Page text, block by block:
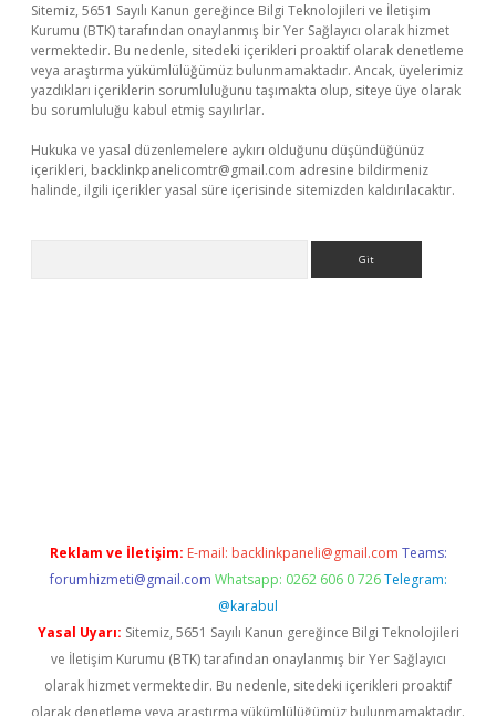
Sitemiz, 5651 Sayılı Kanun gereğince Bilgi Teknolojileri ve İletişim
Kurumu (BTK) tarafından onaylanmış bir Yer Sağlayıcı olarak hizmet
vermektedir. Bu nedenle, sitedeki içerikleri proaktif olarak denetleme
veya araştırma yükümlülüğümüz bulunmamaktadır. Ancak, üyelerimiz
yazdıkları içeriklerin sorumluluğunu taşımakta olup, siteye üye olarak
bu sorumluluğu kabul etmiş sayılırlar.
Hukuka ve yasal düzenlemelere aykırı olduğunu düşündüğünüz
içerikleri, backlinkpanelicomtr@gmail.com adresine bildirmeniz
halinde, ilgili içerikler yasal süre içerisinde sitemizden kaldırılacaktır.
Reklam ve İletişim: E-mail: backlinkpaneli@gmail.com Teams:
forumhizmeti@gmail.com Whatsapp: 0262 606 0 726 Telegram:
@karabul
Yasal Uyarı: Sitemiz, 5651 Sayılı Kanun gereğince Bilgi Teknolojileri
ve İletişim Kurumu (BTK) tarafından onaylanmış bir Yer Sağlayıcı
olarak hizmet vermektedir. Bu nedenle, sitedeki içerikleri proaktif
olarak denetleme veya araştırma yükümlülüğümüz bulunmamaktadır.